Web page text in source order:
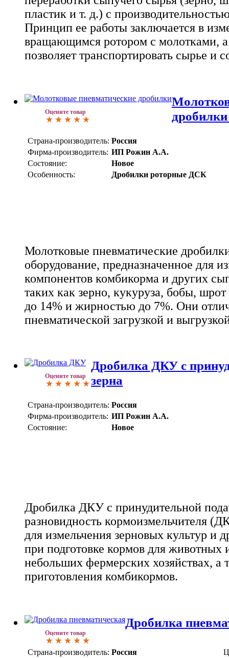
пластик и т. д.) с
Принцип ее работы заключается в
вращающимся ротором с молотками, а
позволяет транспортировать сырье и
Оцените товар
Страна-производитель: Россия
Фирма-производитель: ИП Рожин А.А.
Состояние:
Новое
Особенность:
Дробилки роторные ДСК
Молотковые пневматические
оборудование, предназначенное для
компонентов комбикорма и других
таких как зерно, кукуруза, бобы,
до 14% и жирностью до 7%. Они
пневматической загрузкой и
Оцените товар
Дробилка ДКУ с
зерна
Страна-производитель: Россия
Фирма-производитель: ИП Рожин А.А.
Состояние:
Новое
Дробилка ДКУ с принудительной
разновидность кормоизмельчителя
для измельчения зерновых культур и
при подготовке кормов для
небольших фермерских хозяйствах, а
приготовления комбикормов.
Оцените товар
Дробилка
Страна-производитель: Россия